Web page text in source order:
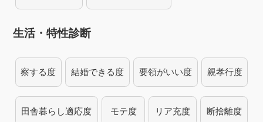
生活・特性診断
察する度 結婚できる度 要領がいい度 親孝行度
田舎暮らし適応度 モテ度 リア充度 断捨離度